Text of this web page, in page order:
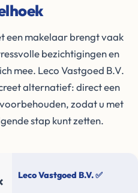
een makelaar brengt vaak
bezichtigingen en
mee. Leco Vastgoed B.V.
alternatief: direct een
zodat u met
stap kunt zetten.
Leco Vastgoed B.V. ✅